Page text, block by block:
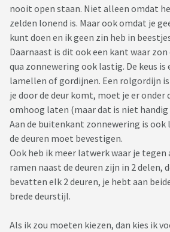
nooit open staan. Niet alleen omdat
zelden lonend is. Maar ook omdat je
kunt doen en ik geen zin heb in
Daarnaast is dit ook een kant waar
qua zonnewering ook lastig. De keus
lamellen of gordijnen. Een rolgordijn
je door de deur komt, moet je er
omhoog laten (maar dat is niet handig
Aan de buitenkant zonnewering is
de deuren moet bevestigen.
Ook heb ik meer latwerk waar je tegen
ramen naast de deuren zijn in 2 delen,
bevatten elk 2 deuren, je hebt aan
brede deurstijl.
Als ik zou moeten kiezen, dan kies ik